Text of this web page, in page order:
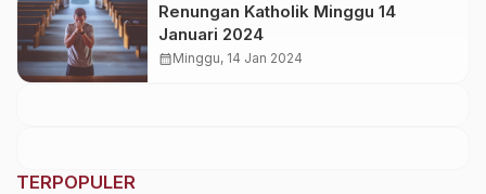
Renungan Katholik Minggu 14
Januari 2024
calendar_monthMinggu, 14 Jan 2024
TERPOPULER